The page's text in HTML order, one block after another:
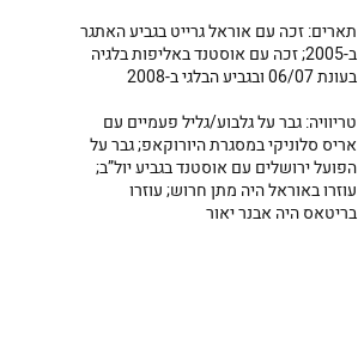
תארים: זכה עם אוראל גרייט בגביע האתגר
ב-2005; זכה עם אוסטנד באליפות בלגיה
בעונת 06/07 ובגביע הבלגי ב-2008
טריוויה: גבר על גלבוע/גליל פעמיים עם
אריס סלוניקי במסגרת היורוקאפ; גבר על
הפועל ירושלים עם אוסטנד בגביע יול”ב;
עוזרו באוראל היה מתן חרוש; עוזרו
בריטאס היה אבנר יאור